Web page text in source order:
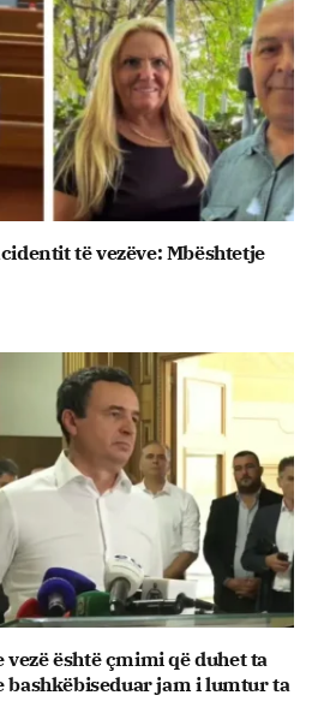
të vezëve: Mbështetje
është çmimi që duhet ta
bashkëbiseduar jam i lumtur ta